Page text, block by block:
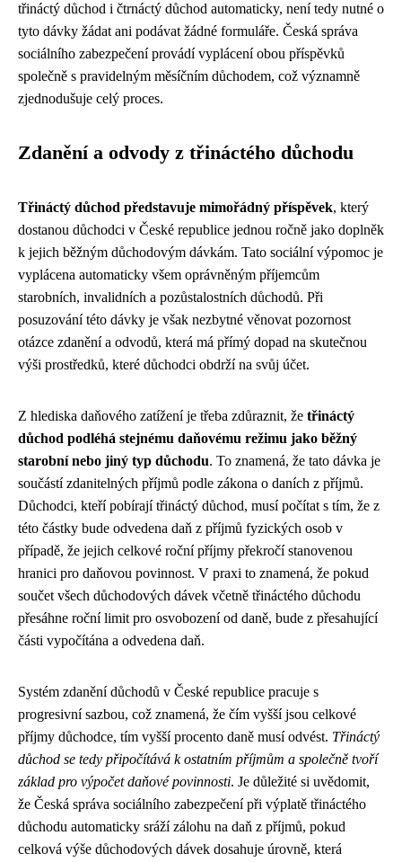
třináctý důchod i čtrnáctý důchod automaticky, není tedy nutné o
tyto dávky žádat ani podávat žádné formuláře. Česká správa
sociálního zabezpečení provádí vyplácení obou příspěvků
společně s pravidelným měsíčním důchodem, což významně
zjednodušuje celý proces.
Zdanění a odvody z třináctého důchodu
Třináctý důchod představuje mimořádný příspěvek, který
dostanou důchodci v České republice jednou ročně jako doplněk
k jejich běžným důchodovým dávkám. Tato sociální výpomoc je
vyplácena automaticky všem oprávněným příjemcům
starobních, invalidních a pozůstalostních důchodů. Při
posuzování této dávky je však nezbytné věnovat pozornost
otázce zdanění a odvodů, která má přímý dopad na skutečnou
výši prostředků, které důchodci obdrží na svůj účet.
Z hlediska daňového zatížení je třeba zdůraznit, že třináctý
důchod podléhá stejnému daňovému režimu jako běžný
starobní nebo jiný typ důchodu. To znamená, že tato dávka je
součástí zdanitelných příjmů podle zákona o daních z příjmů.
Důchodci, kteří pobírají třináctý důchod, musí počítat s tím, že z
této částky bude odvedena daň z příjmů fyzických osob v
případě, že jejich celkové roční příjmy překročí stanovenou
hranici pro daňovou povinnost. V praxi to znamená, že pokud
součet všech důchodových dávek včetně třináctého důchodu
přesáhne roční limit pro osvobození od daně, bude z přesahující
části vypočítána a odvedena daň.
Systém zdanění důchodů v České republice pracuje s
progresivní sazbou, což znamená, že čím vyšší jsou celkové
příjmy důchodce, tím vyšší procento daně musí odvést. Třináctý
důchod se tedy připočítává k ostatním příjmům a společně tvoří
základ pro výpočet daňové povinnosti. Je důležité si uvědomit,
že Česká správa sociálního zabezpečení při výplatě třináctého
důchodu automaticky sráží zálohu na daň z příjmů, pokud
celková výše důchodových dávek dosahuje úrovně, která